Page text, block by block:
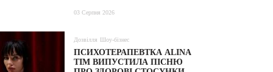
03 Серпня 2026
Дозвілля Шоу-бізнес
ПСИХОТЕРАПЕВТКА ALINA
TIM ВИПУСТИЛА ПІСНЮ